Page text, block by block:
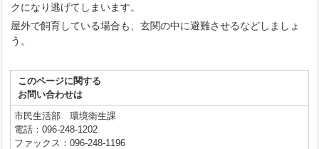
クになり逃げてしまいます。
屋外で飼育している場合も、玄関の中に避難させるなどしましょ
う。
このページに関する
お問い合わせは
市民生活部 環境衛生課
電話：096-248-1202
ファックス：096-248-1196